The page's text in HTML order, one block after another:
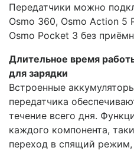
Передатчики можно
Osmo 360, Osmo Action 5
Osmo Pocket 3 без
Длительное время
для зарядки
Встроенные
передатчика
течение всего дня.
каждого компонента,
переход в спящий режим,